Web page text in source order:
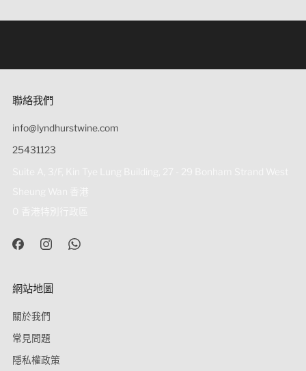
聯絡我們
info@lyndhurstwine.com
25431123
網站地圖
關於我們
常見問題
隱私權政策